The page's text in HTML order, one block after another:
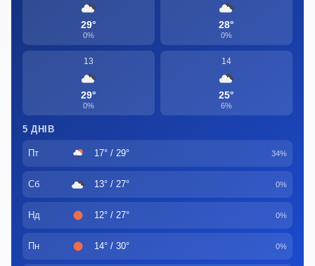
29°
0%
28°
0%
13
29°
0%
14
25°
6%
5 ДНІВ
Пт 17° / 29° 34%
Сб 13° / 27° 0%
Нд 12° / 27° 0%
Пн 14° / 30° 0%